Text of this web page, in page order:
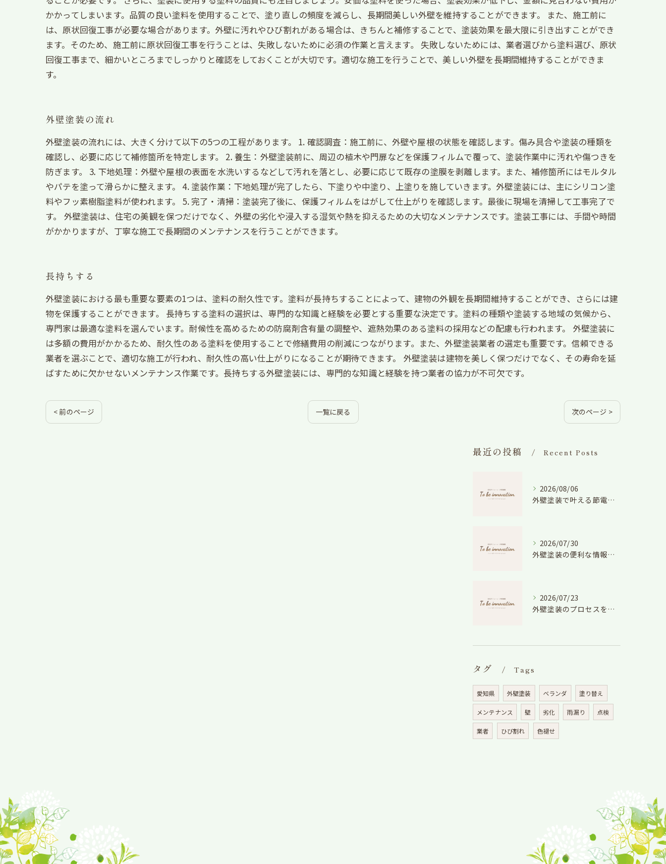
かかってしまいます。品質の良い塗料を使用することで、塗り直しの頻度を減らし、長期間美しい外壁を維持することができます。 また、施工前に
は、原状回復工事が必要な場合があります。外壁に汚れやひび割れがある場合は、きちんと補修することで、塗装効果を最大限に引き出すことができ
ます。そのため、施工前に原状回復工事を行うことは、失敗しないために必須の作業と言えます。 失敗しないためには、業者選びから塗料選び、原状
回復工事まで、細かいところまでしっかりと確認をしておくことが大切です。適切な施工を行うことで、美しい外壁を長期間維持することができま
す。
外壁塗装の流れ
外壁塗装の流れには、大きく分けて以下の5つの工程があります。 1. 確認調査：施工前に、外壁や屋根の状態を確認します。傷み具合や塗装の種類を
確認し、必要に応じて補修箇所を特定します。 2. 養生：外壁塗装前に、周辺の植木や門扉などを保護フィルムで覆って、塗装作業中に汚れや傷つきを
防ぎます。 3. 下地処理：外壁や屋根の表面を水洗いするなどして汚れを落とし、必要に応じて既存の塗膜を剥離します。また、補修箇所にはモルタル
やパテを塗って滑らかに整えます。 4. 塗装作業：下地処理が完了したら、下塗りや中塗り、上塗りを施していきます。外壁塗装には、主にシリコン塗
料やフッ素樹脂塗料が使われます。 5. 完了・清掃：塗装完了後に、保護フィルムをはがして仕上がりを確認します。最後に現場を清掃して工事完了で
す。 外壁塗装は、住宅の美観を保つだけでなく、外壁の劣化や浸入する湿気や熱を抑えるための大切なメンテナンスです。塗装工事には、手間や時間
がかかりますが、丁寧な施工で長期間のメンテナンスを行うことができます。
長持ちする
外壁塗装における最も重要な要素の1つは、塗料の耐久性です。塗料が長持ちすることによって、建物の外観を長期間維持することができ、さらには建
物を保護することができます。 長持ちする塗料の選択は、専門的な知識と経験を必要とする重要な決定です。塗料の種類や塗装する地域の気候から、
専門家は最適な塗料を選んでいます。耐候性を高めるための防腐剤含有量の調整や、遮熱効果のある塗料の採用などの配慮も行われます。 外壁塗装に
は多額の費用がかかるため、耐久性のある塗料を使用することで修繕費用の削減につながります。また、外壁塗装業者の選定も重要です。信頼できる
業者を選ぶことで、適切な施工が行われ、耐久性の高い仕上がりになることが期待できます。 外壁塗装は建物を美しく保つだけでなく、その寿命を延
ばすために欠かせないメンテナンス作業です。長持ちする外壁塗装には、専門的な知識と経験を持つ業者の協力が不可欠です。
< 前のページ 一覧に戻る 次のページ >
最近の投稿 Recent Posts
2026/08/06
外壁塗装で叶える節電効果と愛知県の相場や色選びのポイントを徹底解説
2026/07/30
外壁塗装の便利な情報と失敗しない色や費用判断のコツを徹底解説
2026/07/23
外壁塗装のプロセスを愛知県でスムーズに進めるための工程と費用徹底解説
タグ Tags
愛知県 外壁塗装 ベランダ 塗り替え
メンテナンス 壁 劣化 雨漏り 点検
業者 ひび割れ 色褪せ